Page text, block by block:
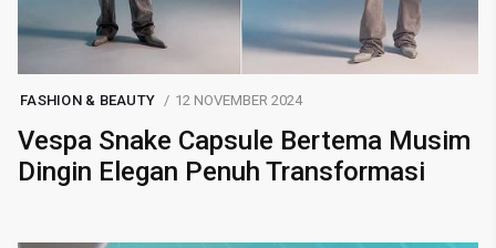
FASHION & BEAUTY 12 NOVEMBER 2024
Vespa Snake Capsule Bertema Musim
Dingin Elegan Penuh Transformasi